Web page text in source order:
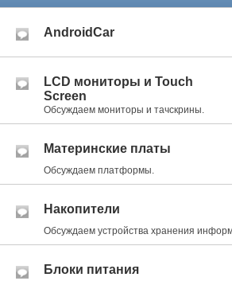
AndroidCar
LCD мониторы и Touch
Screen
Обсуждаем мониторы и тачскрины.
Материнские платы
Обсуждаем платформы.
Накопители
Обсуждаем устройства хранения
Блоки питания